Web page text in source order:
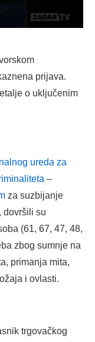
prijava.
o uključenim
ureda za
–
za suzbijanje
dovršili su
(61, 67, 47, 48,
zbog sumnje na
primanja mita,
i ovlasti.
trgovačkog